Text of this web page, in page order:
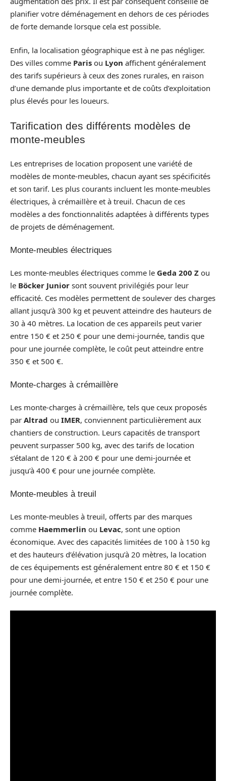
planifier votre déménagement en dehors de ces périodes
de forte demande lorsque cela est possible.
Enfin, la localisation géographique est à ne pas négliger.
Des villes comme Paris ou Lyon affichent généralement
des tarifs supérieurs à ceux des zones rurales, en raison
d’une demande plus importante et de coûts d’exploitation
plus élevés pour les loueurs.
Tarification des différents modèles de
monte-meubles
Les entreprises de location proposent une variété de
modèles de monte-meubles, chacun ayant ses spécificités
et son tarif. Les plus courants incluent les monte-meubles
électriques, à crémaillère et à treuil. Chacun de ces
modèles a des fonctionnalités adaptées à différents types
de projets de déménagement.
Monte-meubles électriques
Les monte-meubles électriques comme le Geda 200 Z ou
le Böcker Junior sont souvent privilégiés pour leur
efficacité. Ces modèles permettent de soulever des charges
allant jusqu’à 300 kg et peuvent atteindre des hauteurs de
30 à 40 mètres. La location de ces appareils peut varier
entre 150 € et 250 € pour une demi-journée, tandis que
pour une journée complète, le coût peut atteindre entre
350 € et 500 €.
Monte-charges à crémaillère
Les monte-charges à crémaillère, tels que ceux proposés
par Altrad ou IMER, conviennent particulièrement aux
chantiers de construction. Leurs capacités de transport
peuvent surpasser 500 kg, avec des tarifs de location
s’étalant de 120 € à 200 € pour une demi-journée et
jusqu’à 400 € pour une journée complète.
Monte-meubles à treuil
Les monte-meubles à treuil, offerts par des marques
comme Haemmerlin ou Levac, sont une option
économique. Avec des capacités limitées de 100 à 150 kg
et des hauteurs d’élévation jusqu’à 20 mètres, la location
de ces équipements est généralement entre 80 € et 150 €
pour une demi-journée, et entre 150 € et 250 € pour une
journée complète.